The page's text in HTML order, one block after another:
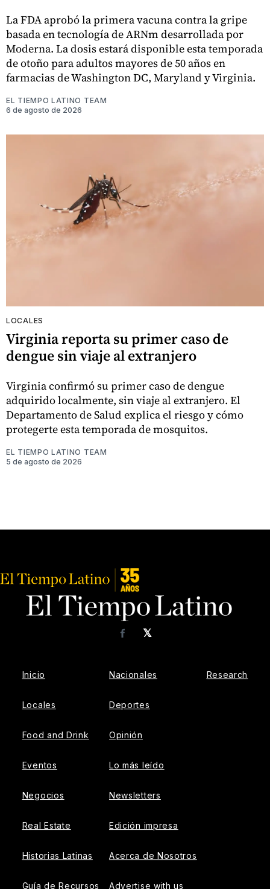
La FDA aprobó la primera vacuna contra la gripe
basada en tecnología de ARNm desarrollada por
Moderna. La dosis estará disponible esta temporada
de otoño para adultos mayores de 50 años en
farmacias de Washington DC, Maryland y Virginia.
EL TIEMPO LATINO TEAM
6 de agosto de 2026
LOCALES
Virginia reporta su primer caso de
dengue sin viaje al extranjero
Virginia confirmó su primer caso de dengue
adquirido localmente, sin viaje al extranjero. El
Departamento de Salud explica el riesgo y cómo
protegerte esta temporada de mosquitos.
EL TIEMPO LATINO TEAM
5 de agosto de 2026
𝕏
Facebook
Inicio
Locales
Food and Drink
Eventos
Negocios
Real Estate
Historias Latinas
Guía de Recursos
Nacionales
Deportes
Opinión
Lo más leído
Newsletters
Edición impresa
Acerca de Nosotros
Advertise with us
Research